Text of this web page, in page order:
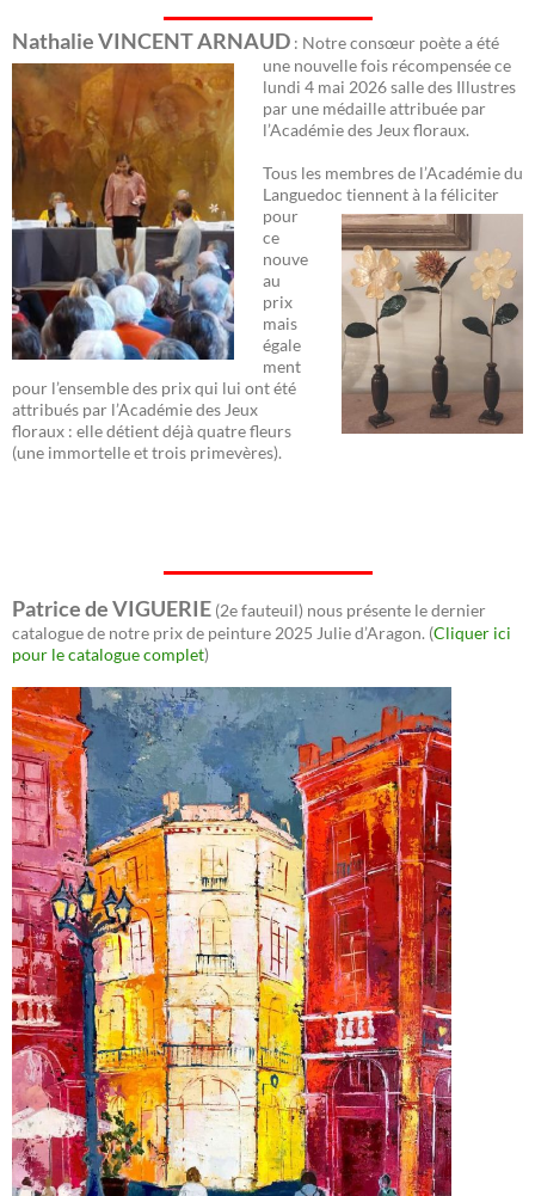
Nathalie VINCENT ARNAUD : Notre consœur poète a été
une nouvelle fois récompensée ce
lundi 4 mai 2026 salle des Illustres
par une médaille attribuée par
l’Académie des Jeux floraux.
Tous les membres de l’Académie du
Languedoc tiennent à la féliciter
pour
ce
nouve
au
prix
mais
égale
ment
pour l’ensemble des prix qui lui ont été
attribués par l’Académie des Jeux
floraux : elle détient déjà quatre fleurs
(une immortelle et trois primevères).
Patrice de VIGUERIE (2e fauteuil) nous présente le dernier
catalogue de notre prix de peinture 2025 Julie d’Aragon. (Cliquer ici
pour le catalogue complet)